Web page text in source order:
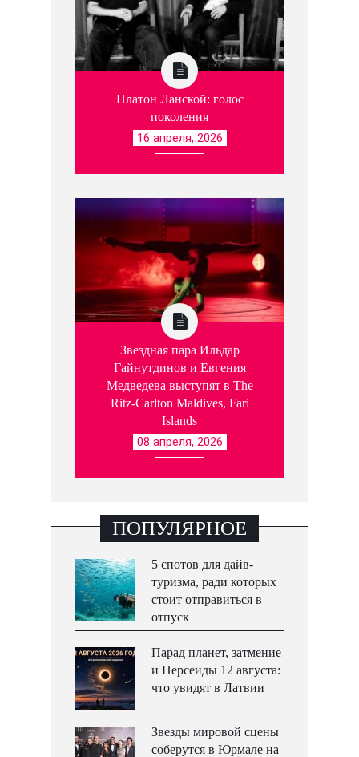
Платон Ланской: голос
поколения
16 апреля, 2026
Звездная пара Ильдар
Гайнутдинов и Евгения
Медведева выступят в The
Ritz-Carlton Maldives, Fari
Islands
08 апреля, 2026
ПОПУЛЯРНОЕ
5 спотов для дайв-
туризма, ради которых
стоит отправиться в
отпуск
Парад планет, затмение
и Персеиды 12 августа:
что увидят в Латвии
Звезды мировой сцены
соберутся в Юрмале на